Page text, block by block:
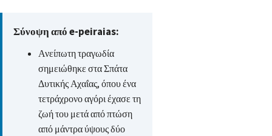
Σύνοψη από e-peiraias:
Ανείπωτη τραγωδία
σημειώθηκε στα Σπάτα
Δυτικής Αχαΐας, όπου ένα
τετράχρονο αγόρι έχασε τη
ζωή του μετά από πτώση
από μάντρα ύψους δύο